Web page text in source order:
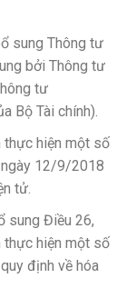
sung Thông tư
bởi Thông tư
tư
Bộ Tài chính).
hiện một số
12/9/2018
tử.
sung Điều 26,
hiện một số
định về hóa